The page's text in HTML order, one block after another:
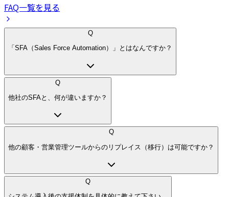
FAQ一覧を見る
Q
「SFA（Sales Force Automation）」とはなんですか？
Q
他社のSFAと、何が違いますか？
Q
他の顧客・営業管理ツールからのリプレイス（移行）は可能ですか？
Q